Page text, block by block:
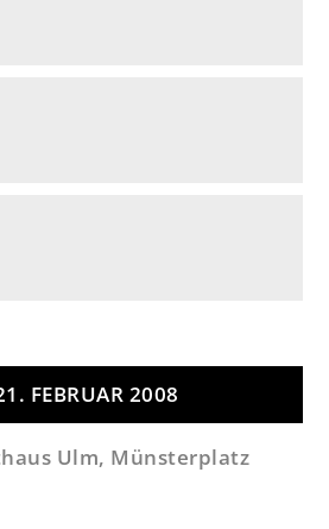
FEBRUAR 2008
Ulm, Münsterplatz